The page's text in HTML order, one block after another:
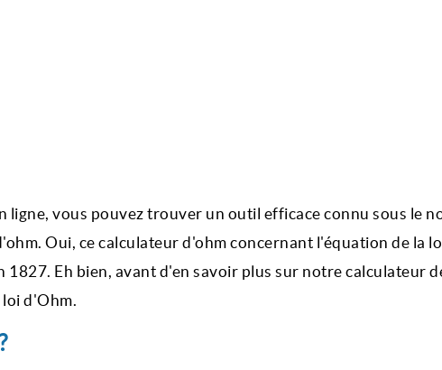
ligne, vous pouvez trouver un outil efficace connu sous le
Oui, ce calculateur d'ohm concernant l'équation de la
1827. Eh bien, avant d'en savoir plus sur notre calculateur
d'Ohm.